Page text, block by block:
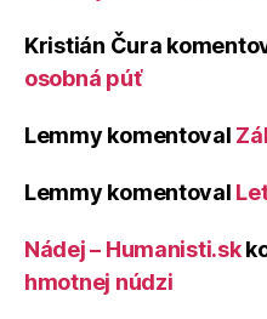
Kristián Čura
osobná púť
Lemmy komentoval
Lemmy komentoval
Nádej – Humanisti.sk
hmotnej núdzi